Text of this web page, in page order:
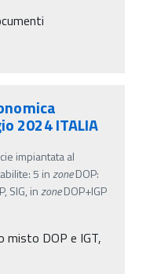
2024 ITALIA
impiantata al
5 inzoneDOP:
SIG, inzoneDOP+IGP
misto DOP e IGT,